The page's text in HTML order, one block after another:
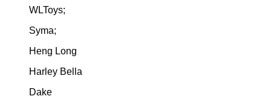
WLToys;
Syma;
Heng Long
Harley Bella
Dake